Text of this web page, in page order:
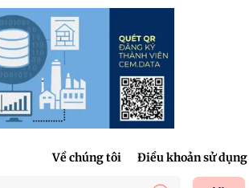
Về chúng tôi Điều khoản sử dụng